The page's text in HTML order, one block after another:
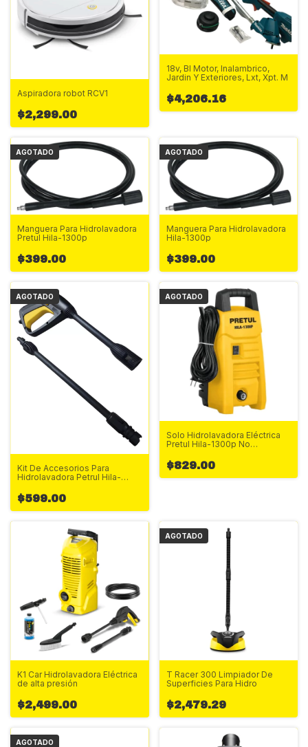
Aspiradora robot RCV1
$2,299.00
18v, Bl Motor, Inalambrico,
Jardin Y Exteriores, Lxt, Xpt. M
$4,206.16
AGOTADO
Manguera Para Hidrolavadora
Pretul Hila-1300p
$399.00
AGOTADO
Manguera Para Hidrolavadora
Hila-1300p
$399.00
AGOTADO
Kit De Accesorios Para
Hidrolavadora Petrul Hila-
$599.00
AGOTADO
Solo Hidrolavadora Eléctrica
Pretul Hila-1300p No
$829.00
K1 Car Hidrolavadora Eléctrica
de alta presión
$2,499.00
AGOTADO
T Racer 300 Limpiador De
Superficies Para Hidro
$2,479.29
AGOTADO